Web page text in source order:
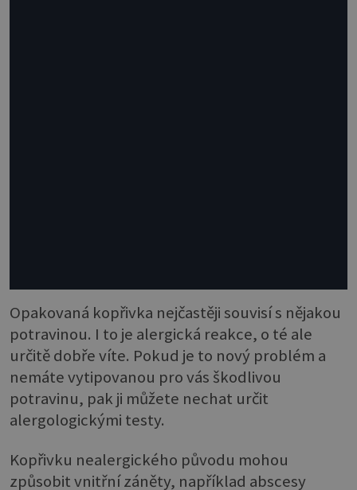
Opakovaná kopřivka nejčastěji souvisí s nějakou
potravinou. I to je alergická reakce, o té ale
určitě dobře víte. Pokud je to nový problém a
nemáte vytipovanou pro vás škodlivou
potravinu, pak ji můžete nechat určit
alergologickými testy.
Kopřivku nealergického původu mohou
způsobit vnitřní záněty, například abscesy